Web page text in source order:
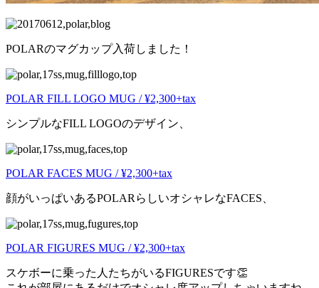
POLARのマグカップ入荷しました！
POLAR FILL LOGO MUG / ¥2,300+tax
シンプルなFILL LOGOのデザイン、
POLAR FACES MUG / ¥2,300+tax
顔がいっぱいあるPOLARらしいオシャレなFACES、
POLAR FIGURES MUG / ¥2,300+tax
スケボーに乗った人たちがいるFIGURESです👏